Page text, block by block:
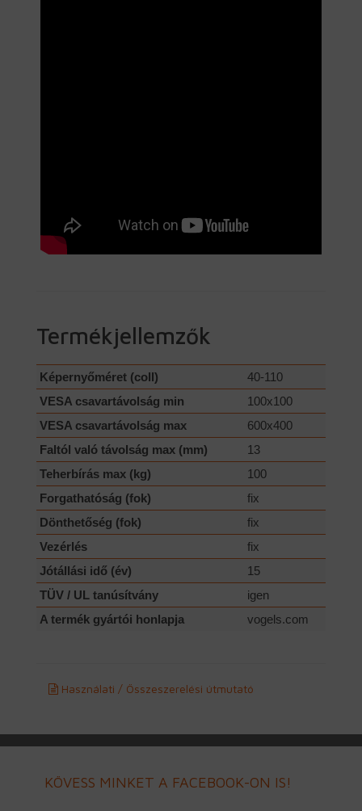
Termékjellemzők
Képernyőméret (coll)
40-110
VESA csavartávolság min
100x100
VESA csavartávolság max
600x400
Faltól való távolság max (mm)
13
Teherbírás max (kg)
100
Forgathatóság (fok)
fix
Dönthetőség (fok)
fix
Vezérlés
fix
Jótállási idő (év)
15
TÜV / UL tanúsítvány
igen
A termék gyártói honlapja
vogels.com
Használati / Összeszerelési útmutató
KÖVESS MINKET A FACEBOOK-ON IS!